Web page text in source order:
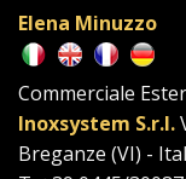
Elena Minuzzo
Commerciale
Inoxsystem S.r.l.
Breganze (VI) -